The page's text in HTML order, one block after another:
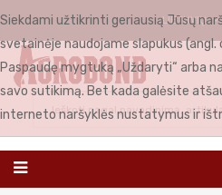
LIETUVIŲ
Siekdami užtikrinti geriausią Jūsų
svetainėje naudojame slapukus (angl.
Paspaudę mygtuką „Uždaryti“ arba
savo sutikimą. Bet kada galėsite
interneto naršyklės nustatymus ir